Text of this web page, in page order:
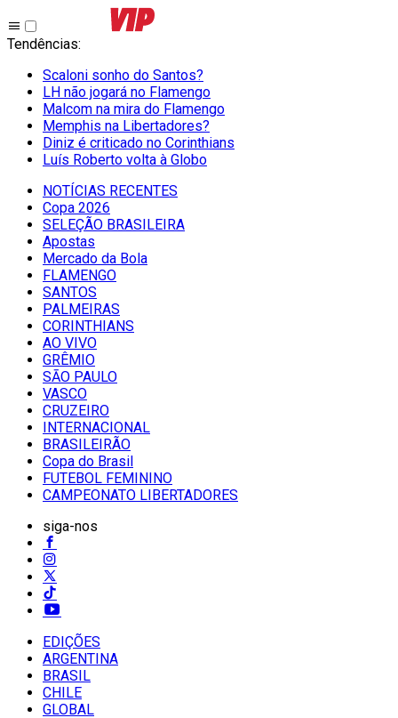
Tendências:
Scaloni sonho do Santos?
LH não jogará no Flamengo
Malcom na mira do Flamengo
Memphis na Libertadores?
Diniz é criticado no Corinthians
Luís Roberto volta à Globo
NOTÍCIAS RECENTES
Copa 2026
SELEÇÃO BRASILEIRA
Apostas
Mercado da Bola
FLAMENGO
SANTOS
PALMEIRAS
CORINTHIANS
AO VIVO
GRÊMIO
SĀO PAULO
VASCO
CRUZEIRO
INTERNACIONAL
BRASILEIRÃO
Copa do Brasil
FUTEBOL FEMININO
CAMPEONATO LIBERTADORES
siga-nos
EDIÇÕES
ARGENTINA
BRASIL
CHILE
GLOBAL